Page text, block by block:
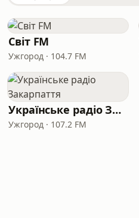
Світ FM
Ужгород · 104.7 FM
Українське радіо Закарпаття
Ужгород · 107.2 FM